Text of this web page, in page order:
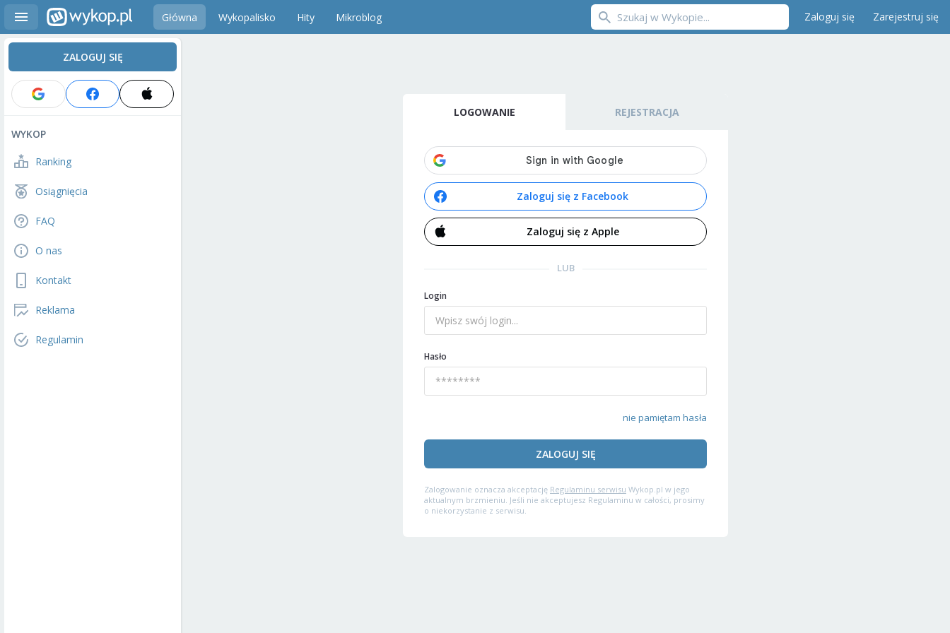
Główna Wykopalisko Hity Mikroblog Zaloguj się Zarejestruj się
ZALOGUJ SIĘ
WYKOP
Ranking
Osiągnięcia
FAQ
O nas
Kontakt
Reklama
Regulamin
LOGOWANIE REJESTRACJA
Zaloguj się z Facebook
Zaloguj się z Apple
LUB
Login
Hasło
nie pamiętam hasła
ZALOGUJ SIĘ
Zalogowanie oznacza akceptację Regulaminu serwisu Wykop.pl w jego
aktualnym brzmieniu. Jeśli nie akceptujesz Regulaminu w całości, prosimy
o niekorzystanie z serwisu.